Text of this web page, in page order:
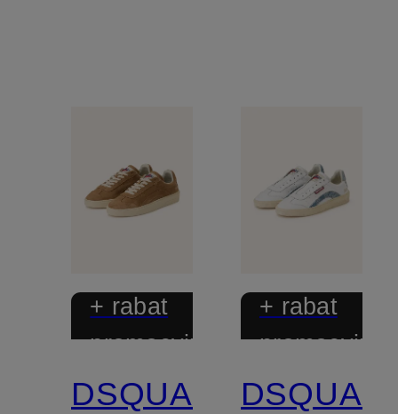
+ rabat
promocyjny
DSQUARED2
+ rabat
promocyjny